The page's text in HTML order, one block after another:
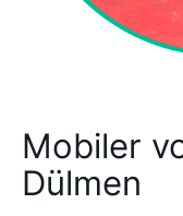
Mobiler
Dülmen